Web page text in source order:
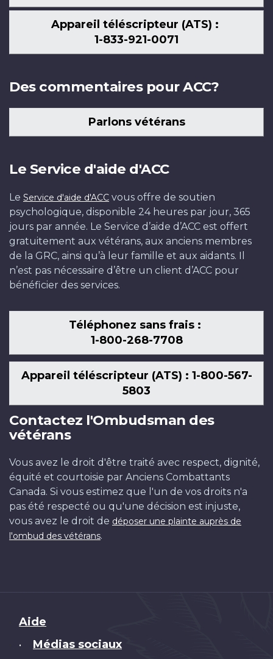
Appareil téléscripteur (ATS) :
1-833-921-0071
Des commentaires pour ACC?
Parlons vétérans
Le Service d'aide d'ACC
Le Service d'aide d'ACC vous offre de soutien
psychologique, disponible 24 heures par jour, 365
jours par année. Le Service d’aide d’ACC est offert
gratuitement aux vétérans, aux anciens membres
de la GRC, ainsi qu’à leur famille et aux aidants. Il
n’est pas nécessaire d’être un client d’ACC pour
bénéficier des services.
Téléphonez sans frais :
1-800-268-7708
Appareil téléscripteur (ATS) : 1-800-567-
5803
Contactez l'Ombudsman des
vétérans
Vous avez le droit d'être traité avec respect, dignité,
équité et courtoisie par Anciens Combattants
Canada. Si vous estimez que l'un de vos droits n'a
pas été respecté ou qu'une décision est injuste,
vous avez le droit de déposer une plainte auprès de
l'ombud des vétérans.
Brand
Aide
• Médias sociaux